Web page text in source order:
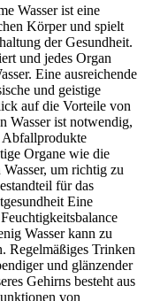
Wasser ist eine
Körper und spielt
der Gesundheit.
und jedes Organ
Eine ausreichende
und geistige
auf die Vorteile von
Wasser ist notwendig,
Abfallprodukte
Organe wie die
um richtig zu
für das
Eine
Wasser kann zu
Regelmäßiges Trinken
und glänzender
Gehirns besteht aus
von